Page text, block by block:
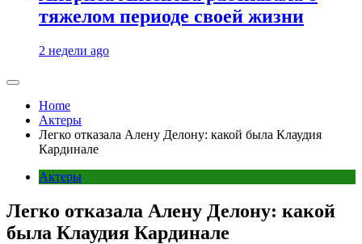
тяжелом периоде своей жизни
2 недели ago
Home
Актеры
Легко отказала Алену Делону: какой была Клаудия
Кардинале
Актеры
Легко отказала Алену Делону: какой
была Клаудия Кардинале